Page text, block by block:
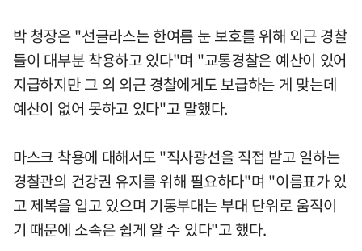
박 청장은 "선글라스는 한여름 눈 보호를 위해 외근 경찰
들이 대부분 착용하고 있다"며 "교통경찰은 예산이 있어
지급하지만 그 외 외근 경찰에게도 보급하는 게 맞는데
예산이 없어 못하고 있다"고 말했다.
마스크 착용에 대해서도 "직사광선을 직접 받고 일하는
경찰관의 건강권 유지를 위해 필요하다"며 "이름표가 있
고 제복을 입고 있으며 기동부대는 부대 단위로 움직이
기 때문에 소속은 쉽게 알 수 있다"고 했다.